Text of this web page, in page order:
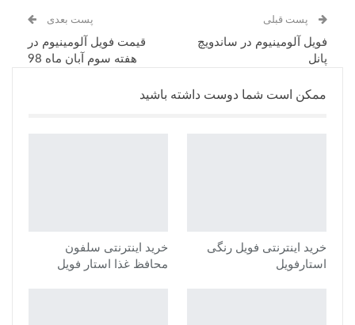
پست قبلی
فویل آلومینیوم در ساندویچ
پانل
پست بعدی
قیمت فویل آلومینیوم در
هفته سوم آبان ماه 98
ممکن است شما دوست داشته باشید
خرید اینترنتی فویل رنگی
استارفویل
خرید اینترنتی سلفون
محافظ غذا استار فویل